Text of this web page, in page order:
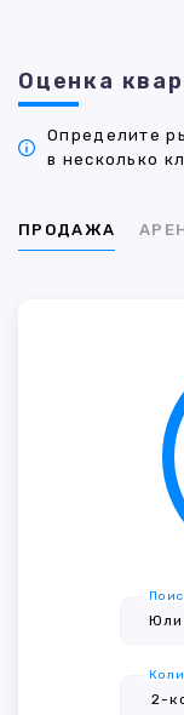
Оценка
Определите
в несколько
ПРОДАЖА